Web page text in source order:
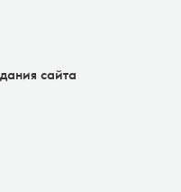
сайта